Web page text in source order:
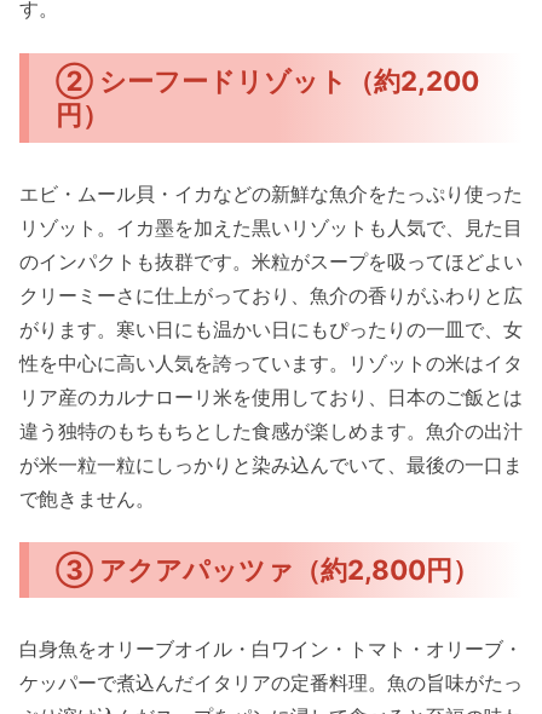
す。
② シーフードリゾット（約2,200
円）
エビ・ムール貝・イカなどの新鮮な魚介をたっぷり使った
リゾット。イカ墨を加えた黒いリゾットも人気で、見た目
のインパクトも抜群です。米粒がスープを吸ってほどよい
クリーミーさに仕上がっており、魚介の香りがふわりと広
がります。寒い日にも温かい日にもぴったりの一皿で、女
性を中心に高い人気を誇っています。リゾットの米はイタ
リア産のカルナローリ米を使用しており、日本のご飯とは
違う独特のもちもちとした食感が楽しめます。魚介の出汁
が米一粒一粒にしっかりと染み込んでいて、最後の一口ま
で飽きません。
③ アクアパッツァ（約2,800円）
白身魚をオリーブオイル・白ワイン・トマト・オリーブ・
ケッパーで煮込んだイタリアの定番料理。魚の旨味がたっ